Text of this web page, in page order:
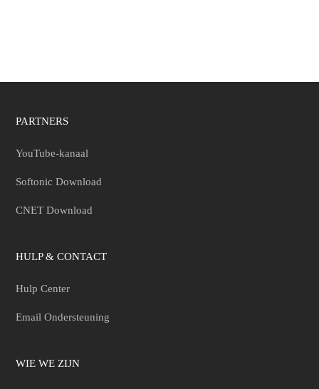
PARTNERS
YouTube-kanaal
Softonic Download
CNET Download
HULP & CONTACT
Hulp Center
Email Ondersteuning
WIE WE ZIJN